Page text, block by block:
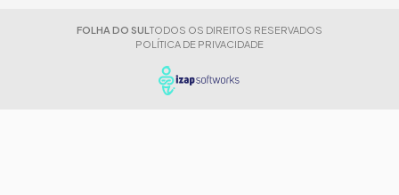
FOLHA DO SUL TODOS OS DIREITOS RESERVADOS
POLÍTICA DE PRIVACIDADE